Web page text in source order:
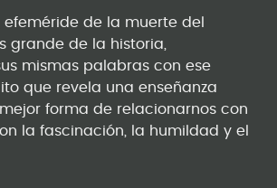
efeméride de la muerte del
grande de la historia,
mismas palabras con ese
que revela una enseñanza
forma de relacionarnos con
la fascinación, la humildad y el